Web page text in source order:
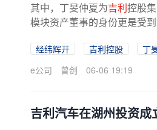
其中，丁旻仲夏为吉利控股
模块资产董事的身份更是受到
经纬辉开 吉利控股
丁
e公司
曾剑 06-06 19:19
吉利汽车在湖州投资成